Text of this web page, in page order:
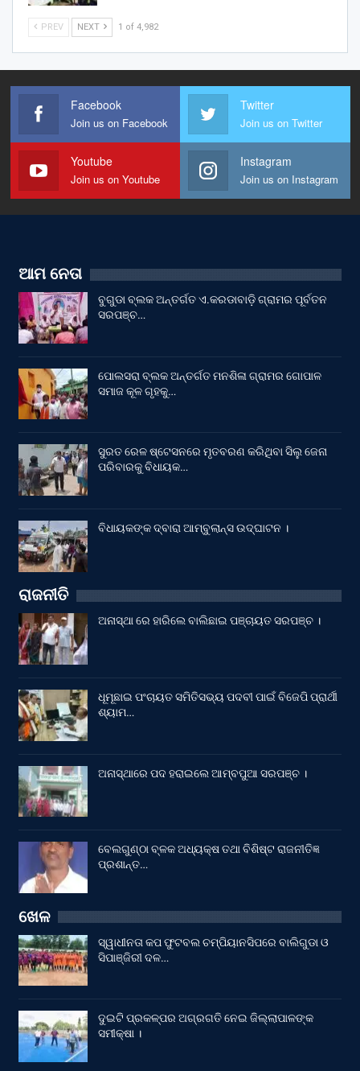
PREV NEXT 1 of 4,982
Facebook
Join us on Facebook
Twitter
Join us on Twitter
Youtube
Join us on Youtube
Instagram
Join us on Instagram
ଆମ ନେତା
ବୁଗୁଡା ବ୍ଲକ ଅନ୍ତର୍ଗତ ଏ.କରଡାବାଡ଼ି ଗ୍ରାମର ପୂର୍ବତନ
ସରପଞ୍ଚ…
ପୋଲସରା ବ୍ଲକ ଅନ୍ତର୍ଗତ ମନଶିଳା ଗ୍ରାମର ଗୋପାଳ
ସମାଜ କୂଳ ଗୃହକୁ…
ସୁରତ ରେଳ ଷ୍ଟେସନରେ ମୃତବରଣ କରିଥିବା ସିଲୁ ଜେନା
ପରିବାରକୁ ବିଧାୟକ…
ବିଧାୟକଙ୍କ ଦ୍ବାରା ଆମ୍ବୁଲାନ୍ସ ଉଦ୍‌ଘାଟନ ।
ରାଜନୀତି
ଅନାସ୍ଥା ରେ ହାରିଲେ ବାଲିଛାଇ ପଞ୍ଚାୟତ ସରପଞ୍ଚ ।
ଧୂମୂଛାଇ ପଂଚାୟତ ସମିତିସଭ୍ୟ ପଦବୀ ପାଇଁ ବିଜେପି ପ୍ରାର୍ଥୀ
ଶ୍ୟାମ…
ଅନାସ୍ଥାରେ ପଦ ହରାଇଲେ ଆମ୍ବପୁଆ ସରପଞ୍ଚ ।
ବେଲଗୁଣ୍ଠା ବ୍ଳକ ଅଧ୍ୟକ୍ଷ ତଥା ବିଶିଷ୍ଟ ରାଜନୀତିଜ୍ଞ
ପ୍ରଶାନ୍ତ…
ଖେଳ
ସ୍ୱାଧୀନତା କପ ଫୁଟବଲ ଚମ୍ପିୟାନସିପରେ ବାଲିଗୁଡା ଓ
ସିପାଞ୍ଜିରୀ ଦଳ…
ଦୁଇଟି ପ୍ରକଳ୍ପର ଅଗ୍ରଗତି ନେଇ ଜିଲ୍ଲାପାଳଙ୍କ
ସମୀକ୍ଷା ।